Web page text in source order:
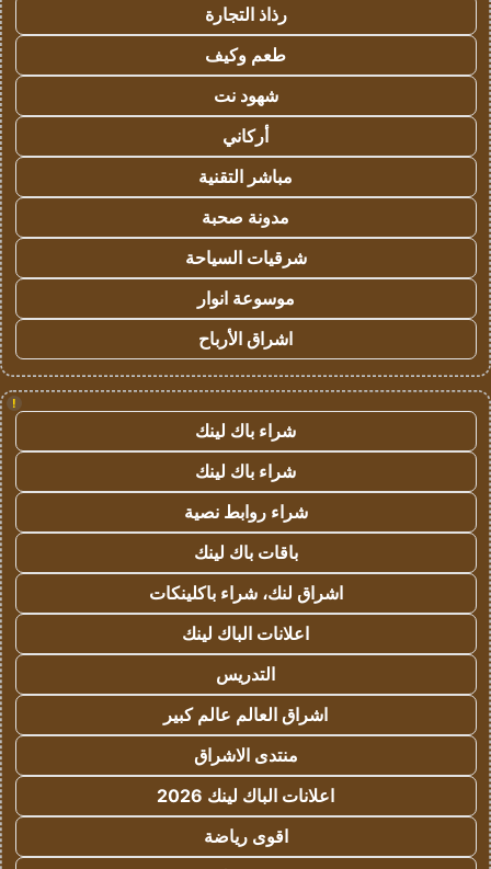
رذاذ التجارة
طعم وكيف
شهود نت
أركاني
مباشر التقنية
مدونة صحبة
شرقيات السياحة
موسوعة انوار
اشراق الأرباح
!
شراء باك لينك
شراء باك لينك
شراء روابط نصية
باقات باك لينك
اشراق لنك، شراء باكلينكات
اعلانات الباك لينك
التدريس
اشراق العالم عالم كبير
منتدى الاشراق
اعلانات الباك لينك 2026
اقوى رياضة